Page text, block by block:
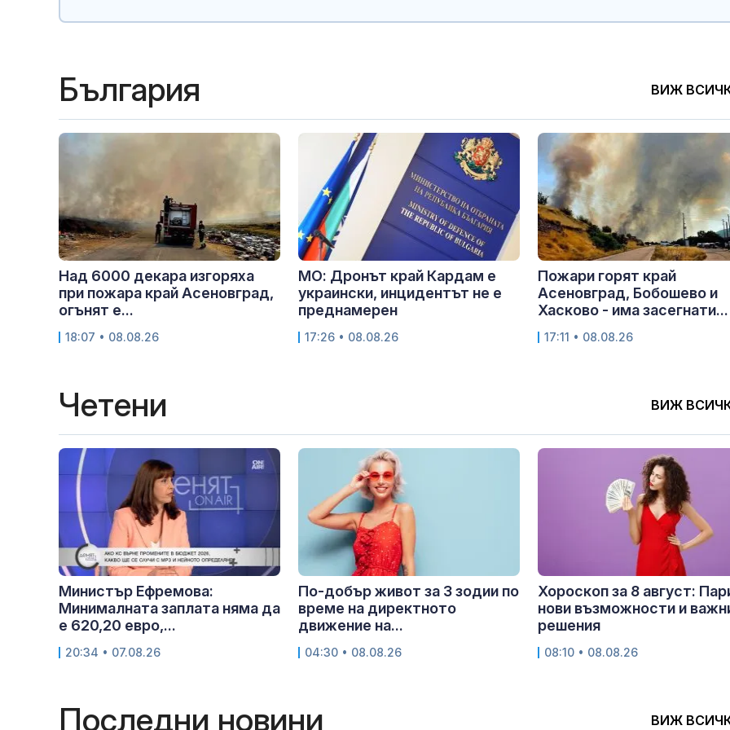
България ВИЖ
Над 6000 декара изгоряха
при пожара край Асеновград,
огънят е...
18:07 • 08.08.26
МО: Дронът край Кардам е
украински, инцидентът не е
преднамерен
17:26 • 08.08.26
Пожари горят край
Асеновград, Бобошево и
Хасково - има засегнати...
17:11 • 08.08.26
Четени ВИЖ
Министър Ефремова:
Минималната заплата няма да
е 620,20 евро,...
20:34 • 07.08.26
По-добър живот за 3 зодии по
време на директното
движение на...
04:30 • 08.08.26
Хороскоп за 8 август:
нови възможности и
решения
08:10 • 08.08.26
Последни новини ВИЖ